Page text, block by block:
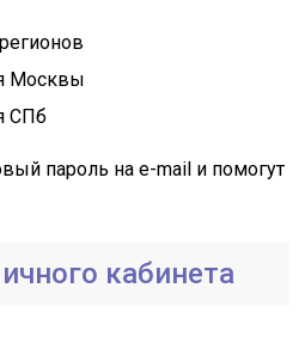
Москвы
СПб
пароль на e-mail и помогут
кабинета